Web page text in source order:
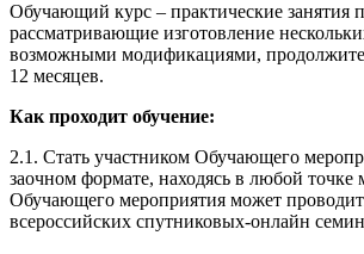
Обучающий курс – практические занятия
рассматривающие изготовление
возможными модификациями,
12 месяцев.
Как проходит обучение:
2.1. Стать участником Обучающего
заочном формате, находясь в любой точке
Обучающего мероприятия может
всероссийских спутниковых-онлайн